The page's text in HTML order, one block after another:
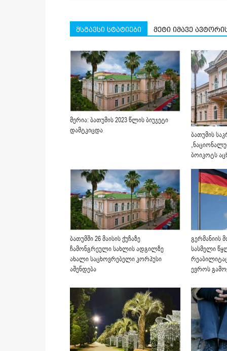
მსგავსი სტატიები მეტი იმავე
მერია: ბათუმის 2023 წლის ბიუჯეტი
დამტკიცდა
ბათუმის
ბოიკოტს
ბათუმში 26 მაისის ქუჩაზე
ჩამონგრეული სახლის ადგილზე
ახალი საცხოვრებელი კორპუსი
აშენდება
გერმანიის
სასმელი
ევროს